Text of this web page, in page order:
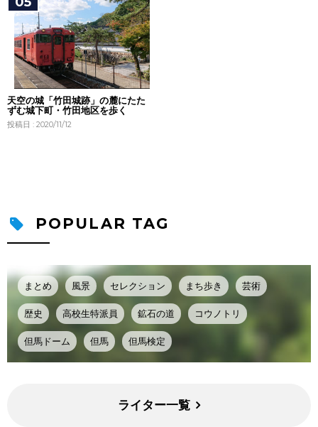
天空の城「竹田城跡」の麓にたた
ずむ城下町・竹田地区を歩く
投稿日 : 2020/11/12
POPULAR TAG
まとめ 風景 セレクション まち歩き 芸術
歴史 高校生特派員 鉱石の道 コウノトリ
但馬ドーム 但馬 但馬検定
ライター一覧